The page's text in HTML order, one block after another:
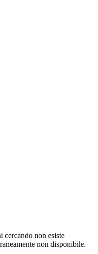
cercando non esiste
non disponibile.